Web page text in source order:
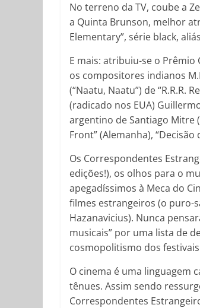
No terreno da TV, coube a
a Quinta Brunson, melhor
Elementary”, série black,
E mais: atribuiu-se o
os compositores indianos
(“Naatu, Naatu”) de “R.R.R.
(radicado nos EUA)
argentino de Santiago Mitre
Front” (Alemanha), “Decisão
Os Correspondentes
edições!), os olhos para o
apegadíssimos à Meca do
filmes estrangeiros (o puro-
Hazanavicius). Nunca
musicais” por uma lista de
cosmopolitismo dos
O cinema é uma linguagem
tênues. Assim sendo
Correspondentes